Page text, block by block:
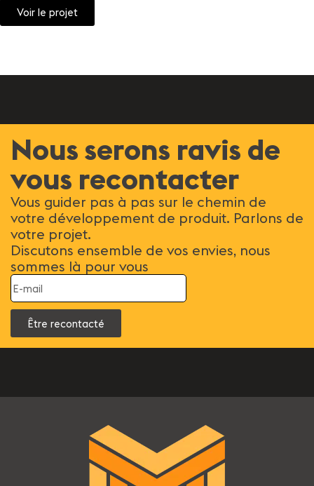
Voir le projet
Nous serons ravis de
vous recontacter
Vous guider pas à pas sur le chemin de
votre développement de produit. Parlons de
votre projet.
Discutons ensemble de vos envies, nous
sommes là pour vous
Être recontacté